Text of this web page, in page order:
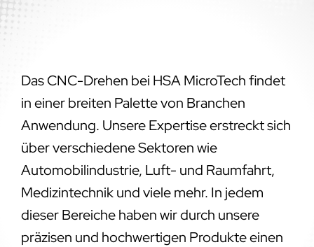
Das CNC-Drehen bei HSA MicroTech findet
in einer breiten Palette von Branchen
Anwendung. Unsere Expertise erstreckt sich
über verschiedene Sektoren wie
Automobilindustrie, Luft- und Raumfahrt,
Medizintechnik und viele mehr. In jedem
dieser Bereiche haben wir durch unsere
präzisen und hochwertigen Produkte einen